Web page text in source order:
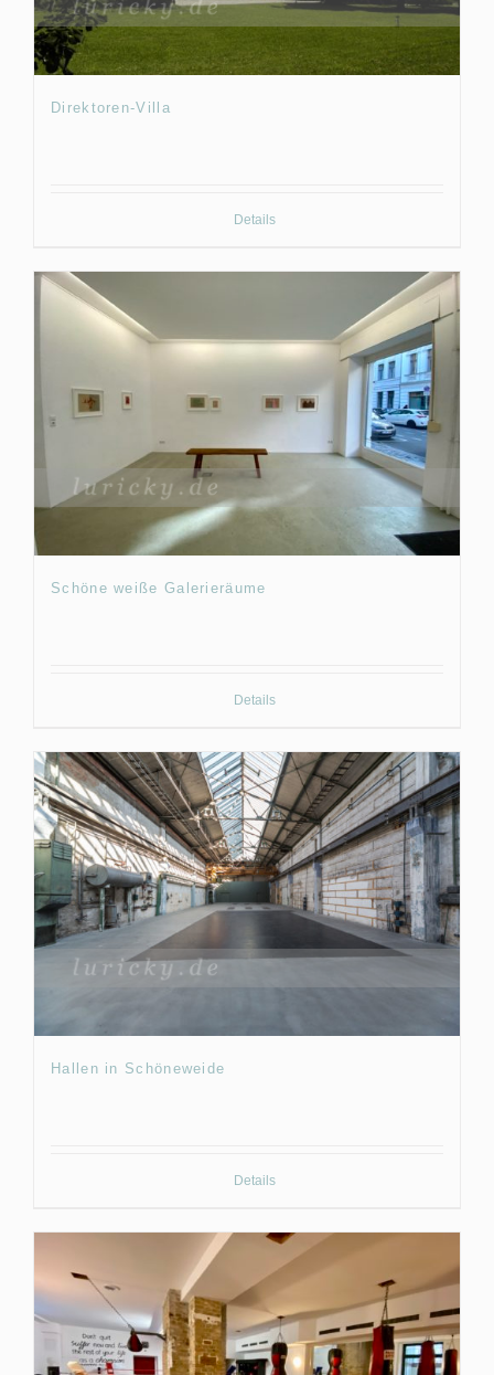
Direktoren-Villa
Details
Schöne weiße Galerieräume
Details
Hallen in Schöneweide
Details